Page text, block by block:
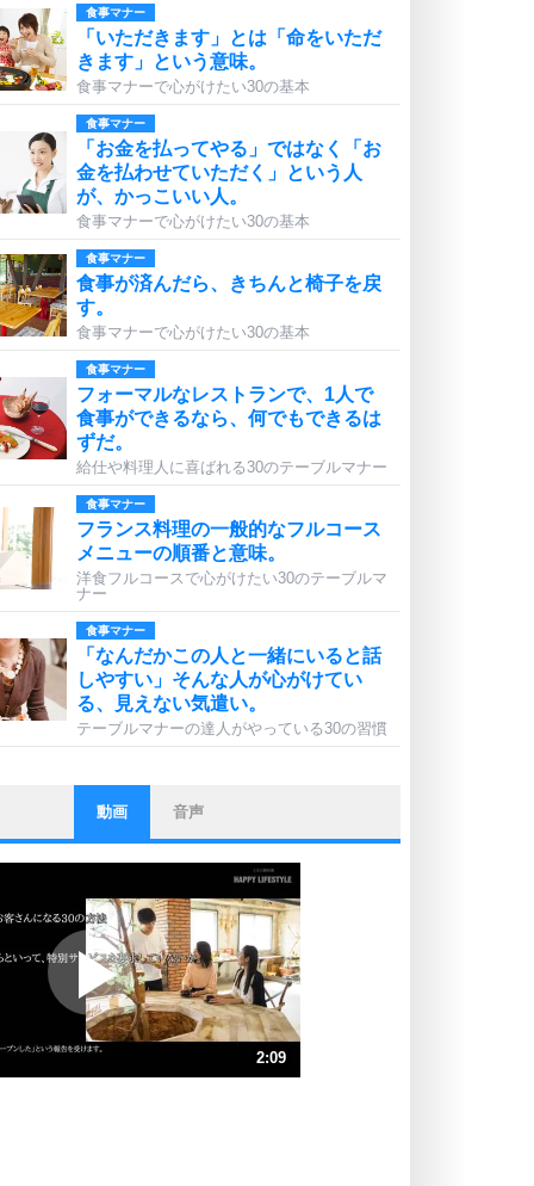
食事マナー
「いただきます」とは「命をいただ
きます」という意味。
食事マナーで心がけたい30の基本
食事マナー
「お金を払ってやる」ではなく「お
金を払わせていただく」という人
が、かっこいい人。
食事マナーで心がけたい30の基本
食事マナー
食事が済んだら、きちんと椅子を戻
す。
食事マナーで心がけたい30の基本
食事マナー
フォーマルなレストランで、1人で
食事ができるなら、何でもできるは
ずだ。
給仕や料理人に喜ばれる30のテーブルマナー
食事マナー
フランス料理の一般的なフルコース
メニューの順番と意味。
洋食フルコースで心がけたい30のテーブルマ
ナー
食事マナー
「なんだかこの人と一緒にいると話
しやすい」そんな人が心がけてい
る、見えない気遣い。
テーブルマナーの達人がやっている30の習慣
ストレス対策
他人と比べない。
いっそのこと、他人を見ない。
プラス思考
ポジティブになれない原因は、行動
しないから。
ポジティブ思考になる30の方法
ストレス対策
動画 音声
2:09